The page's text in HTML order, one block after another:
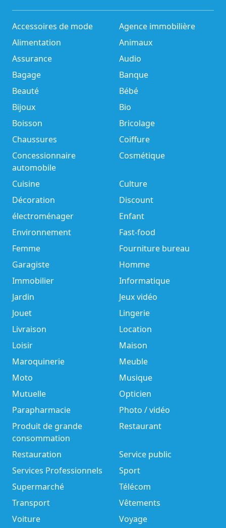
Accessoires de mode
Agence immobilière
Alimentation
Animaux
Assurance
Audio
Bagage
Banque
Beauté
Bébé
Bijoux
Bio
Boisson
Bricolage
Chaussures
Coiffure
Concessionnaire
automobile
Cosmétique
Cuisine
Culture
Décoration
Discount
électroménager
Enfant
Environnement
Fast-food
Femme
Fourniture bureau
Garagiste
Homme
Immobilier
Informatique
Jardin
Jeux vidéo
Jouet
Lingerie
Livraison
Location
Loisir
Maison
Maroquinerie
Meuble
Moto
Musique
Mutuelle
Opticien
Parapharmacie
Photo / vidéo
Produit de grande
consommation
Restaurant
Restauration
Service public
Services Professionnels
Sport
Supermarché
Télécom
Transport
Vêtements
Voiture
Voyage